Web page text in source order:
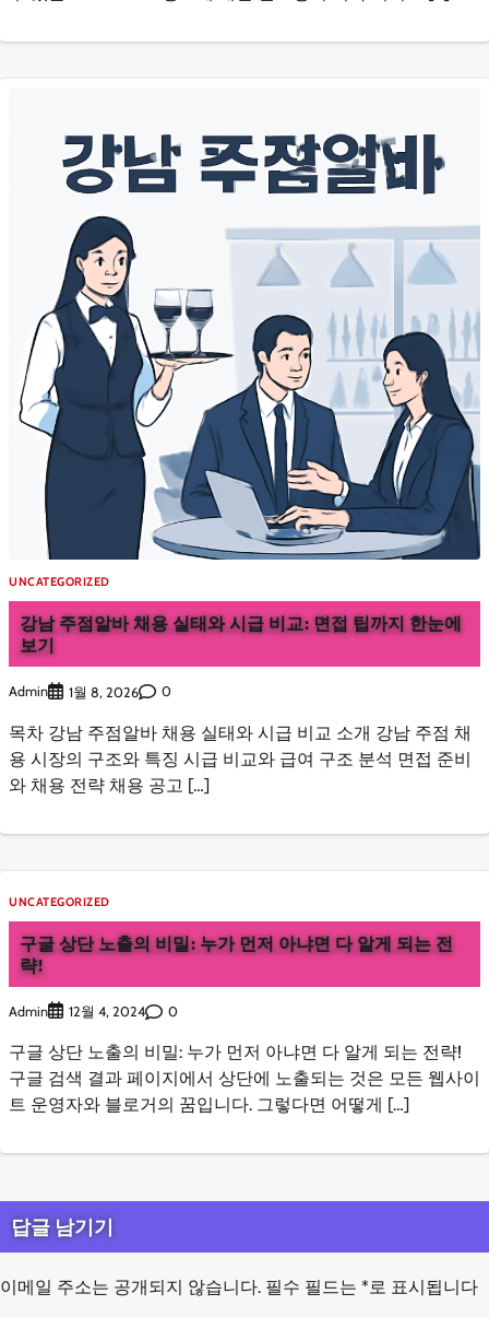
UNCATEGORIZED
강남 주점알바 채용 실태와 시급 비교: 면접 팁까지 한눈에
보기
Admin 1월 8, 2026 0
목차 강남 주점알바 채용 실태와 시급 비교 소개 강남 주점 채
용 시장의 구조와 특징 시급 비교와 급여 구조 분석 면접 준비
와 채용 전략 채용 공고 […]
UNCATEGORIZED
구글 상단 노출의 비밀: 누가 먼저 아냐면 다 알게 되는 전
략!
Admin 12월 4, 2024 0
구글 상단 노출의 비밀: 누가 먼저 아냐면 다 알게 되는 전략!
구글 검색 결과 페이지에서 상단에 노출되는 것은 모든 웹사이
트 운영자와 블로거의 꿈입니다. 그렇다면 어떻게 […]
답글 남기기
이메일 주소는 공개되지 않습니다. 필수 필드는 *로 표시됩니다